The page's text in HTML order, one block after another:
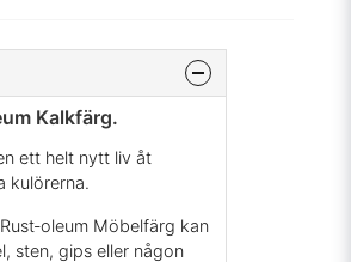
Kalkfärg.
ett helt nytt liv åt
kulörerna.
Möbelfärg kan
sten, gips eller någon